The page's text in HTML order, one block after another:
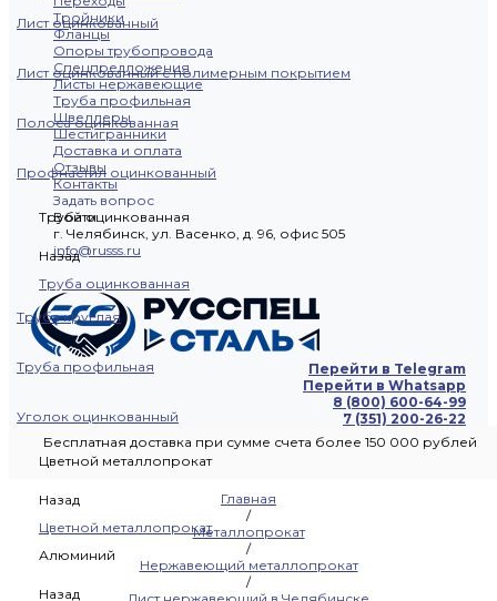
Тройники
Фланцы
Опоры трубопровода
Спецпредложения
Листы нержавеющие
Труба профильная
Швеллеры
Шестигранники
Доставка и оплата
Отзывы
Контакты
Задать вопрос
Войти
г. Челябинск, ул. Васенко, д. 96, офис 505
info@russs.ru
Перейти в Telegram
Перейти в Whatsapp
8 (800) 600-64-99
7 (351) 200-26-22
Лист оцинкованный
Лист оцинкованный с полимерным покрытием
Полоса оцинкованная
Профнастил оцинкованный
Труба оцинкованная
Назад
Труба оцинкованная
Труба круглая
Труба профильная
Уголок оцинкованный
Цветной металлопрокат
Назад
Цветной металлопрокат
Алюминий
Назад
Бесплатная доставка при сумме счета более 150 000 рублей
Главная
/
Металлопрокат
/
Нержавеющий металлопрокат
/